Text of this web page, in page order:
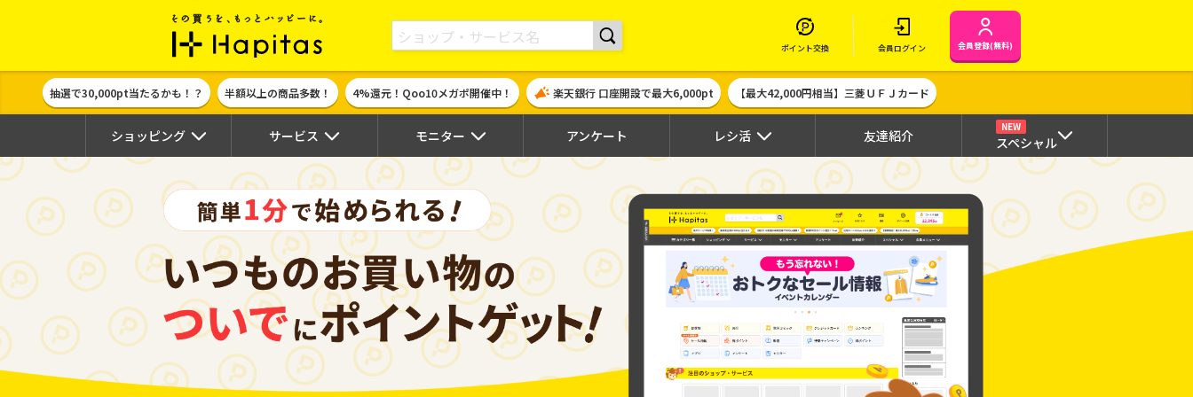
ポイント貯めて現金やギフト券に交換できるポイントサイト | ハピタス
ポイント交換 会員ログイン 会員登録(無料)
抽選で30,000pt当たるかも！？ 半額以上の商品多数！ 4%還元！Qoo10メガポ開催中！ 楽天銀行 口座開設で最大6,000pt 【最大42,000円相当】三菱ＵＦＪカード
ショッピング サービス モニター アンケート レシ活 友達紹介
NEW
スペシャル